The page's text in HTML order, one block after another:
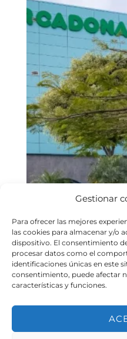
Gestionar
Para ofrecer las mejores
las cookies para almacenar y/o
dispositivo. El consentimiento
procesar datos como el
identificaciones únicas en este
consentimiento, puede afectar
características y funciones.
Mercadona inaugura
Palmas de Gran Canaria
Mercadona, compañía